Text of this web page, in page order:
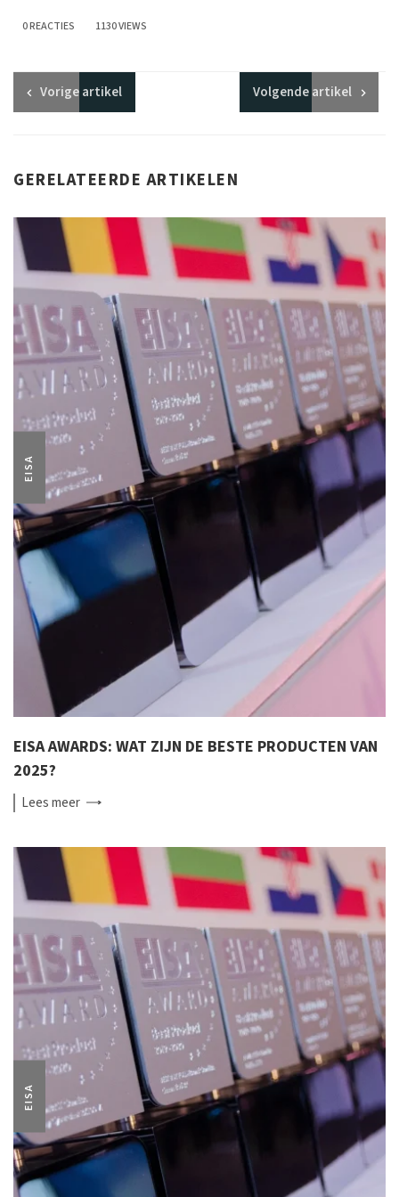
0 REACTIES 1130 VIEWS
Vorigeartikel Volgendeartikel
GERELATEERDE ARTIKELEN
EISA
EISA AWARDS: WAT ZIJN DE BESTE PRODUCTEN VAN
2025?
Leesmeer
EISA